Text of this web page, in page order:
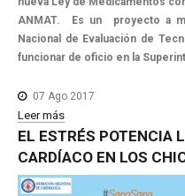
ANMAT. Es un proyecto a
Nacional de Evaluación de
funcionar de oficio en la
07 Ago 2017
Leer más
EL ESTRÉS POTENCIA
CARDÍACO EN LOS